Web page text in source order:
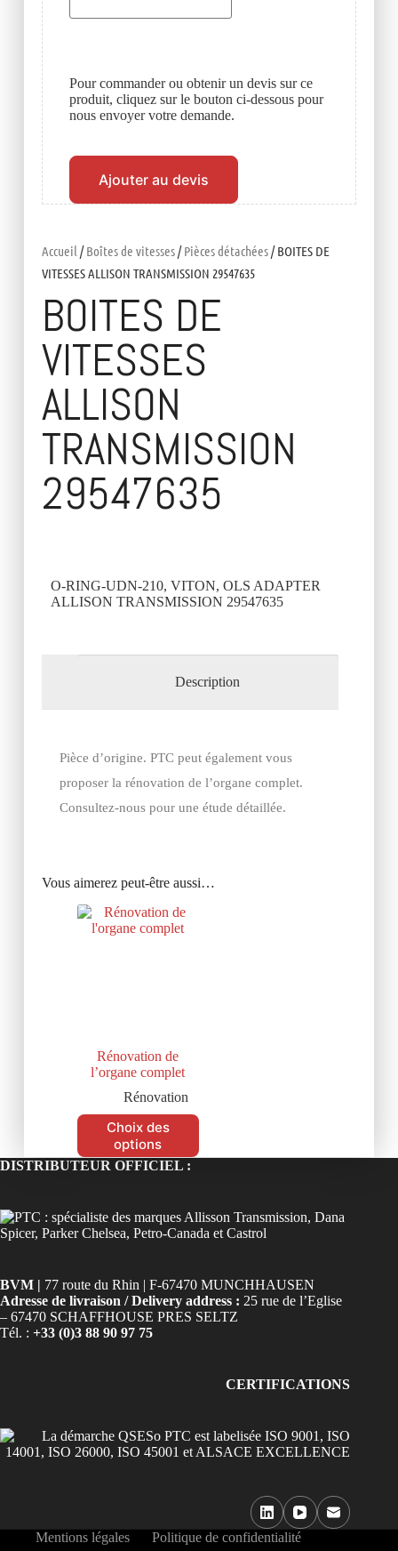
Accueil /Boîtes de vitesses/Pièces détachées/ BOITES DE
VITESSES ALLISON TRANSMISSION 29547635
BOITES DE
VITESSES
ALLISON
TRANSMISSION
29547635
O-RING-UDN-210, VITON, OLS ADAPTER
ALLISON TRANSMISSION 29547635
Description
Pièce d’origine. PTC peut également vous
proposer la rénovation de l’organe complet.
Consultez-nous pour une étude détaillée.
Vous aimerez peut-être aussi…
Rénovation de
l’organe complet
Rénovation
Choix des
options
Pour commander ou obtenir un devis sur ce
produit, cliquez sur le bouton ci-dessous pour
nous envoyer votre demande.
Ajouter au devis
DISTRIBUTEUR OFFICIEL :
BVM | 77 route du Rhin | F-67470 MUNCHHAUSEN
Adresse de livraison / Delivery address : 25 rue de l’Eglise
– 67470 SCHAFFHOUSE PRES SELTZ
Tél. : +33 (0)3 88 90 97 75
CERTIFICATIONS
Mentions légales Politique de confidentialité